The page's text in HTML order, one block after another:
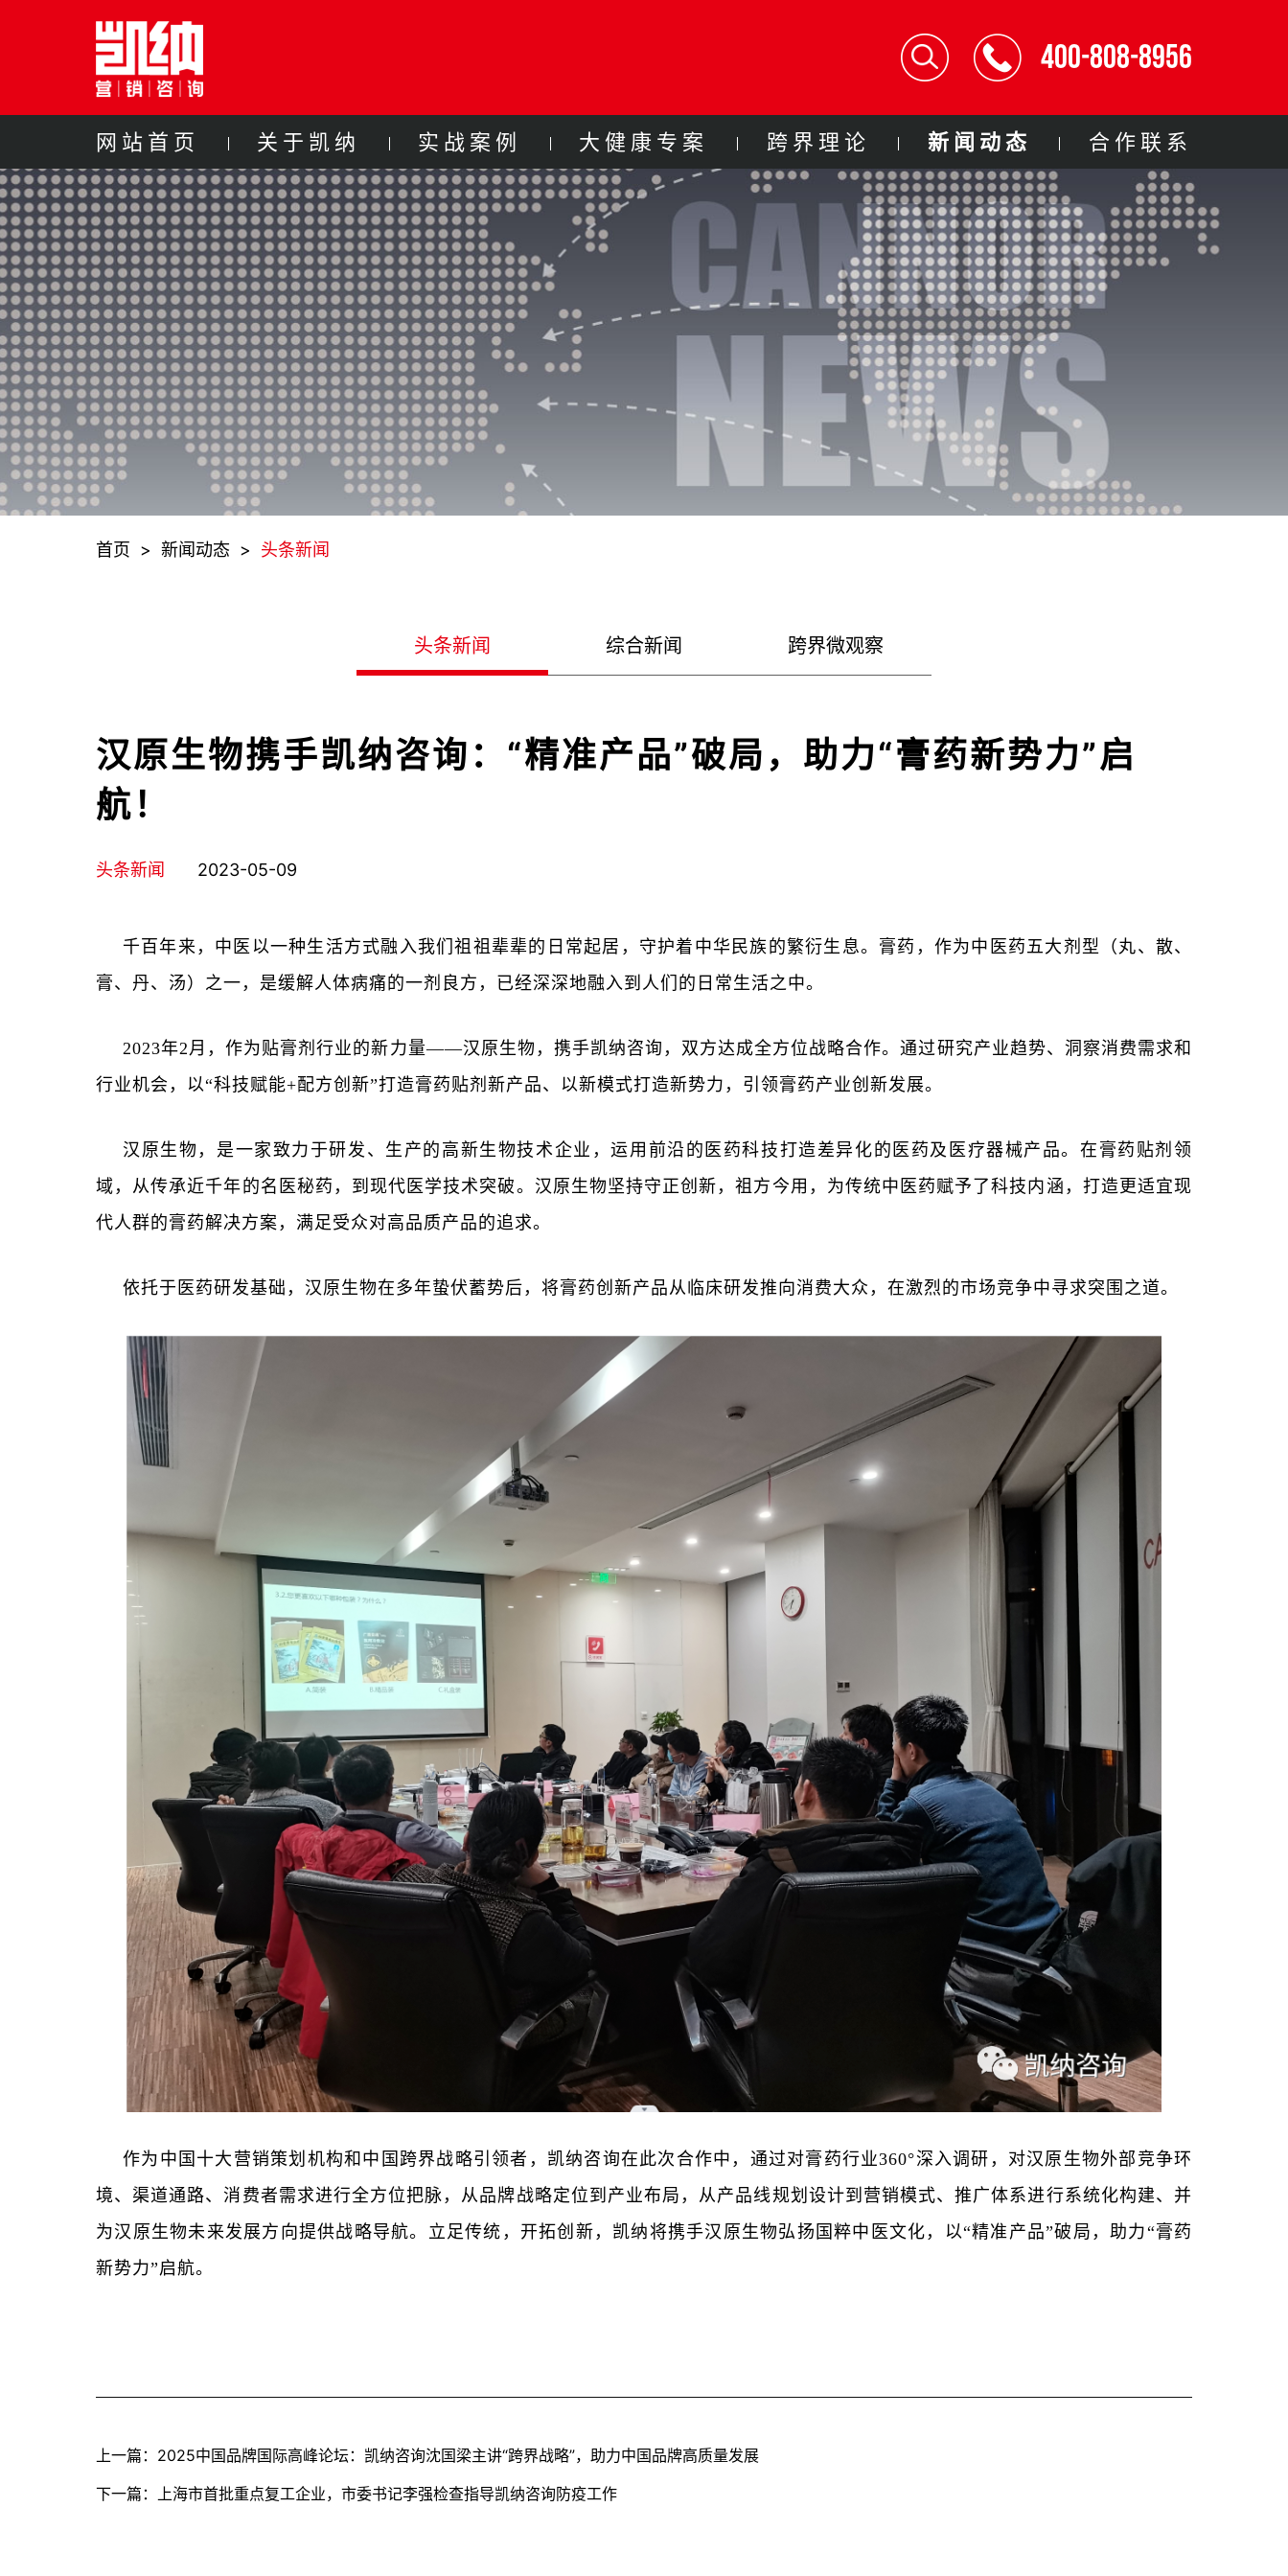
400-808-8956
网站首页 关于凯纳 实战案例 大健康专案 跨界理论 新闻动态 合作联系
首页 > 新闻动态 > 头条新闻
头条新闻 综合新闻 跨界微观察
汉原生物携手凯纳咨询：“精准产品”破局，助力“膏药新势力”启
航！
头条新闻 2023-05-09
千百年来，中医以一种生活方式融入我们祖祖辈辈的日常起居，守护着中华民族的繁衍生息。膏药，作为中医药五大剂型（丸、散、
膏、丹、汤）之一，是缓解人体病痛的一剂良方，已经深深地融入到人们的日常生活之中。
2023年2月，作为贴膏剂行业的新力量——汉原生物，携手凯纳咨询，双方达成全方位战略合作。通过研究产业趋势、洞察消费需求和
行业机会，以“科技赋能+配方创新”打造膏药贴剂新产品、以新模式打造新势力，引领膏药产业创新发展。
汉原生物，是一家致力于研发、生产的高新生物技术企业，运用前沿的医药科技打造差异化的医药及医疗器械产品。在膏药贴剂领
域，从传承近千年的名医秘药，到现代医学技术突破。汉原生物坚持守正创新，祖方今用，为传统中医药赋予了科技内涵，打造更适宜现
代人群的膏药解决方案，满足受众对高品质产品的追求。
依托于医药研发基础，汉原生物在多年蛰伏蓄势后，将膏药创新产品从临床研发推向消费大众，在激烈的市场竞争中寻求突围之道。
作为中国十大营销策划机构和中国跨界战略引领者，凯纳咨询在此次合作中，通过对膏药行业360°深入调研，对汉原生物外部竞争环
境、渠道通路、消费者需求进行全方位把脉，从品牌战略定位到产业布局，从产品线规划设计到营销模式、推广体系进行系统化构建、并
为汉原生物未来发展方向提供战略导航。立足传统，开拓创新，凯纳将携手汉原生物弘扬国粹中医文化，以“精准产品”破局，助力“膏药
新势力”启航。
上一篇：2025中国品牌国际高峰论坛：凯纳咨询沈国梁主讲“跨界战略”，助力中国品牌高质量发展
下一篇：上海市首批重点复工企业，市委书记李强检查指导凯纳咨询防疫工作